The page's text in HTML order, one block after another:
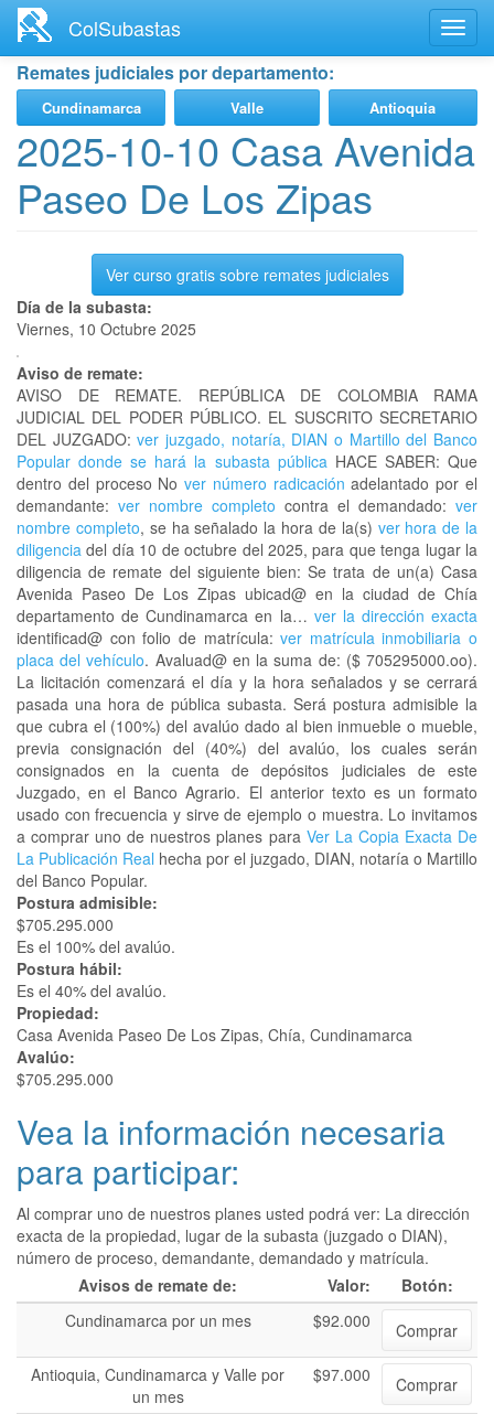
contenido
principal
ColSubastas
Remates judiciales por departamento:
Cundinamarca Valle Antioquia
2025-10-10 Casa Avenida
Paseo De Los Zipas
Ver curso gratis sobre remates judiciales
Día de la subasta:
Viernes, 10 Octubre 2025
Aviso de remate:
AVISO DE REMATE. REPÚBLICA DE COLOMBIA RAMA
JUDICIAL DEL PODER PÚBLICO. EL SUSCRITO SECRETARIO
DEL JUZGADO: ver juzgado, notaría, DIAN o Martillo del Banco
Popular donde se hará la subasta públicaHACE SABER: Que
dentro del proceso Nover número radicación adelantado por el
demandante: ver nombre completo contra el demandado: ver
nombre completo, se ha señalado la hora de la(s) ver hora de la
diligencia del día 10 de octubre del 2025, para que tenga lugar la
diligencia de remate del siguiente bien: Se trata de un(a) Casa
Avenida Paseo De Los Zipas ubicad@ en la ciudad de Chía
departamento de Cundinamarca en la… ver la dirección exacta
identificad@ con folio de matrícula:ver matrícula inmobiliaria o
placa del vehículo. Avaluad@ en la suma de: ($ 705295000.oo).
La licitación comenzará el día y la hora señalados y se cerrará
pasada una hora de pública subasta. Será postura admisible la
que cubra el (100%) del avalúo dado al bien inmueble o mueble,
previa consignación del (40%) del avalúo, los cuales serán
consignados en la cuenta de depósitos judiciales de este
Juzgado, en el Banco Agrario. El anterior texto es un formato
usado con frecuencia y sirve de ejemplo o muestra. Lo invitamos
a comprar uno de nuestros planes para Ver La Copia Exacta De
La Publicación Real hecha por el juzgado, DIAN, notaría o Martillo
del Banco Popular.
Postura admisible:
$705.295.000
Es el 100% del avalúo.
Postura hábil:
Es el 40% del avalúo.
Propiedad:
Casa Avenida Paseo De Los Zipas, Chía, Cundinamarca
Avalúo:
$705.295.000
Vea la información necesaria
para participar:
Al comprar uno de nuestros planes usted podrá ver: La dirección
exacta de la propiedad, lugar de la subasta (juzgado o DIAN),
número de proceso, demandante, demandado y matrícula.
Avisos de remate de:
Valor:
Botón:
Cundinamarca por un mes
$92.000
Comprar
Antioquia, Cundinamarca y Valle por
un mes
$97.000 Comprar